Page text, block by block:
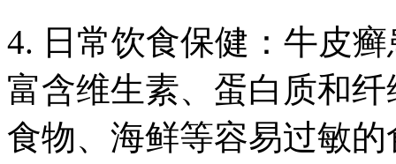
4. 日常饮食保健：牛皮
富含维生素、蛋白质和
食物、海鲜等容易过敏